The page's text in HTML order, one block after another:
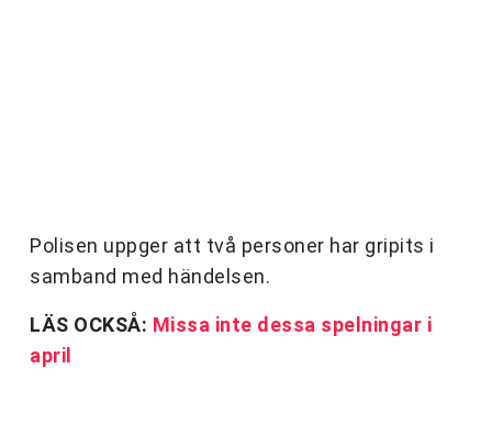
Polisen uppger att två personer har gripits i
samband med händelsen.
LÄS OCKSÅ: Missa inte dessa spelningar i
april